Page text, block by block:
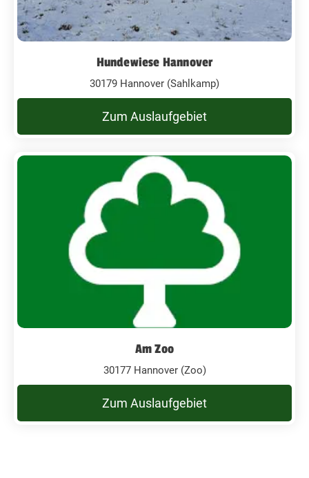
Hundewiese Hannover
30179 Hannover (Sahlkamp)
Zum Auslaufgebiet
Am Zoo
30177 Hannover (Zoo)
Zum Auslaufgebiet